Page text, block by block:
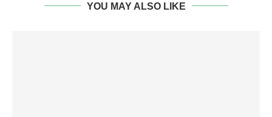
YOU MAY ALSO LIKE